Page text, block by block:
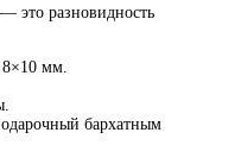
— это разновидность
8×10 мм.
бархатным